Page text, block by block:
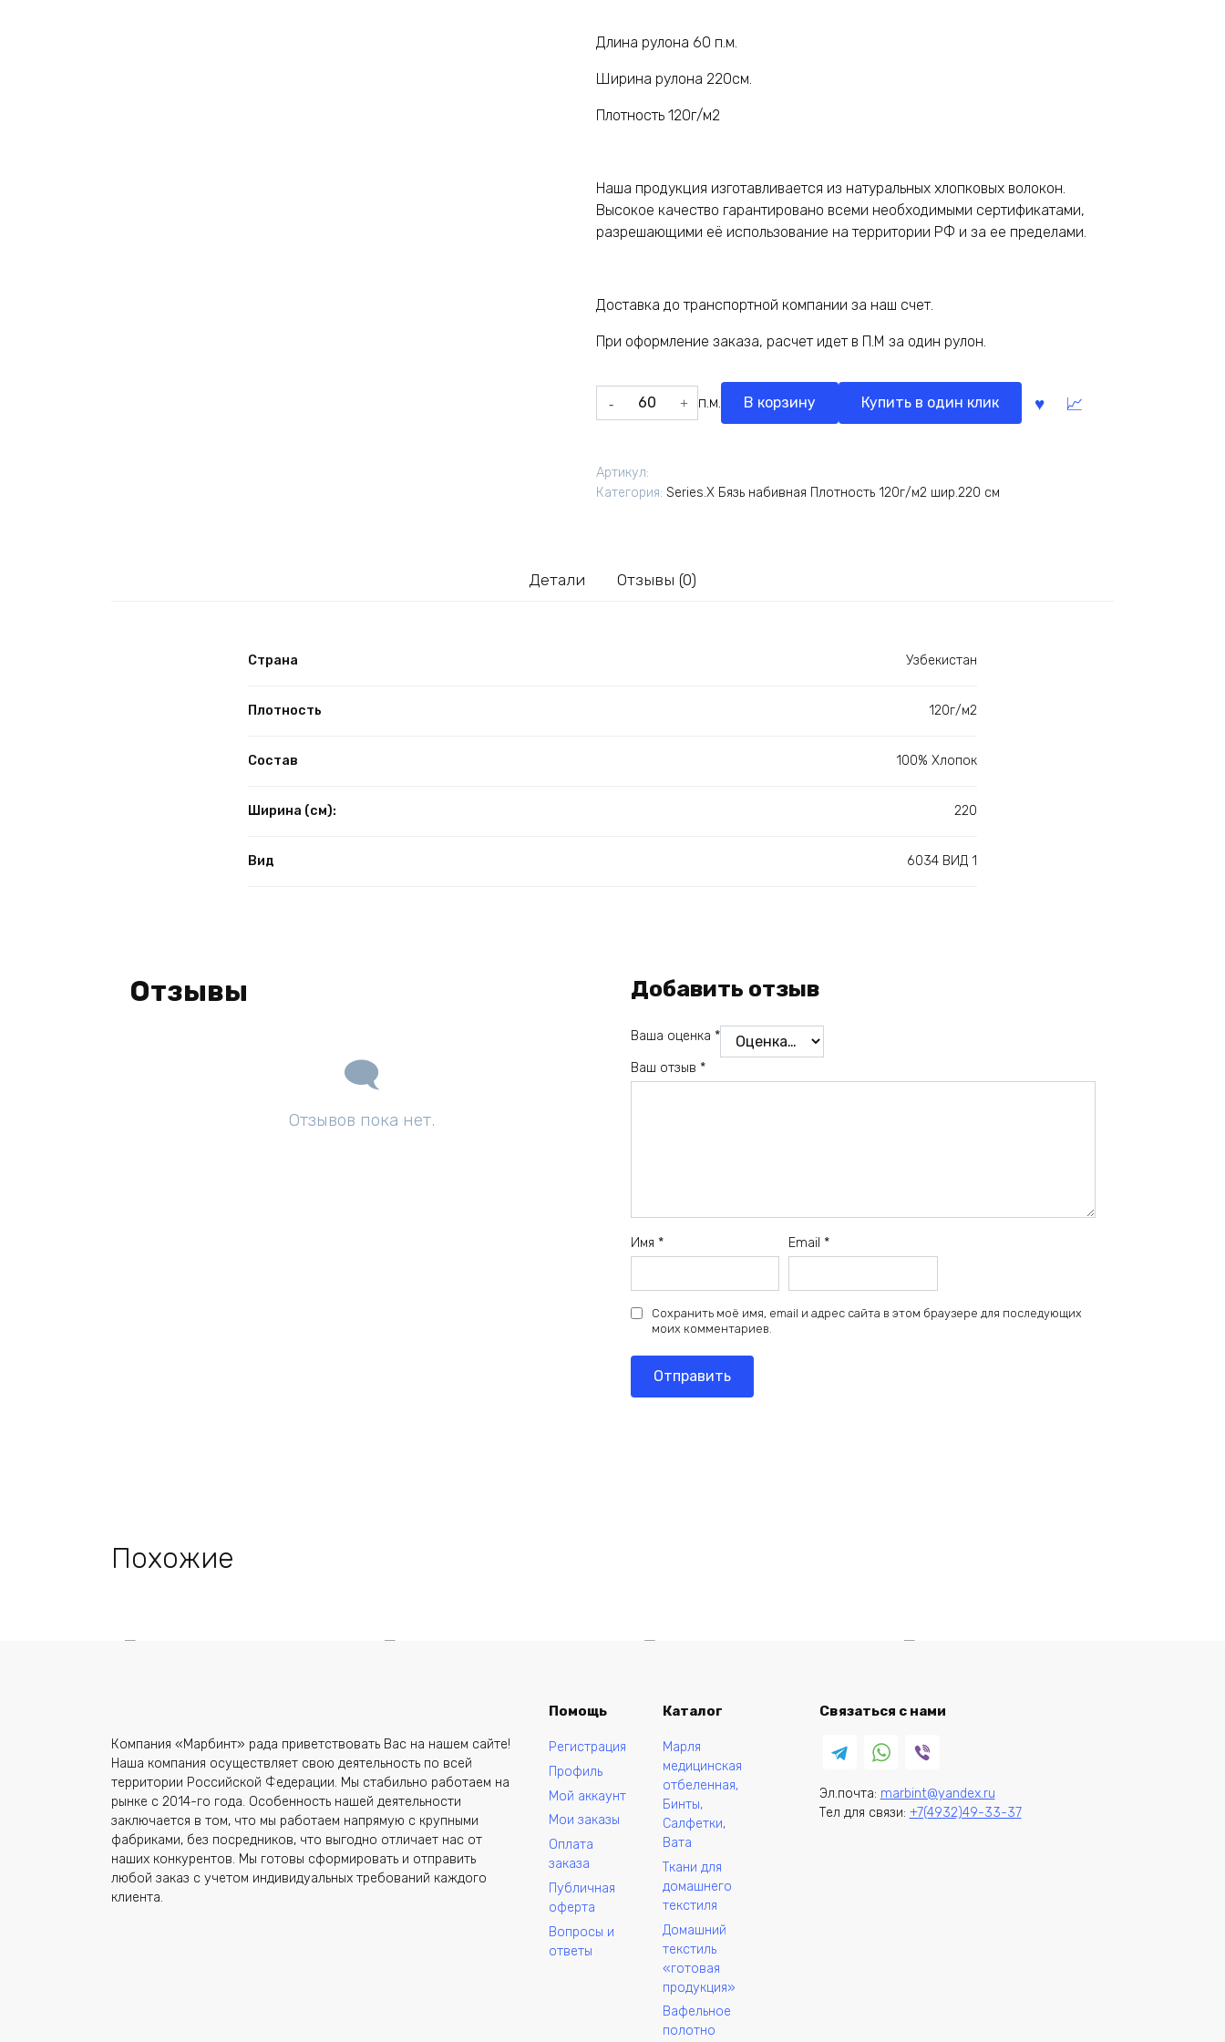
Длина рулона 60 п.м.
Ширина рулона 220см.
Плотность 120г/м2
Наша продукция изготавливается из натуральных хлопковых волокон.
Высокое качество гарантировано всеми необходимыми сертификатами,
разрешающими её использование на территории РФ и за ее пределами.
Доставка до транспортной компании за наш счет.
При оформление заказа, расчет идет в П.М за один рулон.
Количество
товара
вид
"6034/1"
п.м. В корзину Купить в один клик
Артикул:
Категория: Series.X Бязь набивная Плотность 120г/м2 шир.220 см
Детали Отзывы (0)
Страна Узбекистан
Плотность 120г/м2
Состав 100% Хлопок
Ширина (см): 220
Вид 6034 ВИД 1
Отзывы
Отзывов пока нет.
Добавить отзыв
Ваша оценка *
Ваш отзыв *
Имя * Email *
Сохранить моё имя, email и адрес сайта в этом браузере для последующих
моих комментариев.
Похожие
Купить в один клик
Бязь Узбекистан вид
«6006/1» (от
производителя)
127,50₽
Купить в один клик
«6013/1» (от
производителя)
127,50₽
Купить в один клик
«6010/1» (от
производителя)
127,50₽
«6005/2» (от
127,50₽
Недавно просмотренные товары
Компания «Марбинт» рада приветствовать Вас на нашем сайте!
Наша компания осуществляет свою деятельность по всей
территории Российской Федерации. Мы стабильно работаем на
рынке с 2014-го года. Особенность нашей деятельности
заключается в том, что мы работаем напрямую с крупными
фабриками, без посредников, что выгодно отличает нас от
наших конкурентов. Мы готовы сформировать и отправить
любой заказ с учетом индивидуальных требований каждого
клиента.
Помощь
Регистрация
Профиль
Мой аккаунт
Мои заказы
Оплата
заказа
Публичная
оферта
Вопросы и
ответы
Каталог
Марля
медицинская
отбеленная,
Бинты,
Салфетки,
Вата
Ткани для
домашнего
текстиля
Домашний
текстиль
«готовая
продукция»
Вафельное
полотно
Связаться с нами
Эл.почта: marbint@yandex.ru
Тел для связи: +7(4932)49-33-37